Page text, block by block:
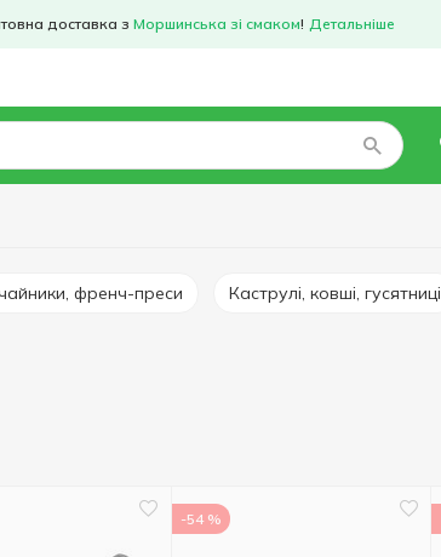
доставка з Моршинська зі смаком! Детальніше
френч-преси Каструлі, ковші, гусятниці
-54 %